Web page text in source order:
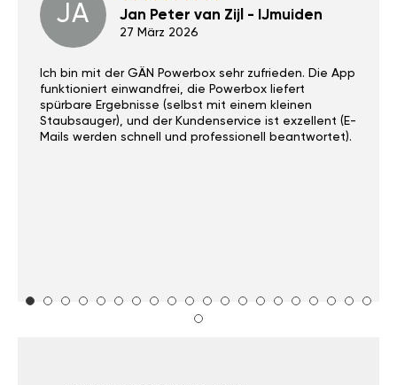
JA Jan Peter van Zijl - IJmuiden
27 März 2026
Ich bin mit der GÄN Powerbox sehr zufrieden. Die App
funktioniert einwandfrei, die Powerbox liefert
spürbare Ergebnisse (selbst mit einem kleinen
Staubsauger), und der Kundenservice ist exzellent (E-
Mails werden schnell und professionell beantwortet).